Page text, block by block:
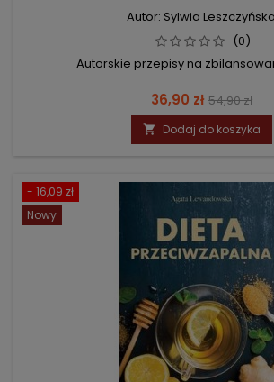
Autor: Sylwia Leszczyńska
(0)
Autorskie przepisy na
Cena
36,90 zł Cena
54,90 zł
 Dodaj do koszyka
- 16,09 zł
Nowy